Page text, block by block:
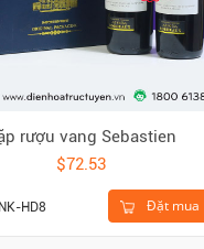
rượu vang Sebastien
$72.53
Đặt mua
HD8